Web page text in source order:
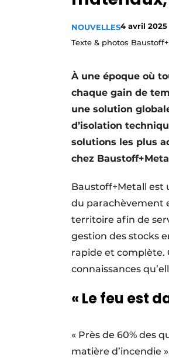
Video’s
NOUVELLES4 avril 2025
Texte & photos
À une époque où
chaque gain de
une solution
d’isolation
solutions les plus
chez
Baustoff+Metall est
du parachèvement
territoire afin de
gestion des stocks
rapide et complète.
connaissances
« Le feu est
« Près de 60% des
matière d’incendie